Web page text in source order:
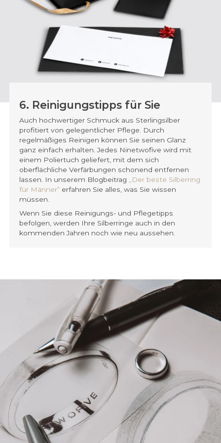
6. Reinigungstipps für Sie
Auch hochwertiger Schmuck aus Sterlingsilber
profitiert von gelegentlicher Pflege. Durch
regelmäßiges Reinigen können Sie seinen Glanz
ganz einfach erhalten. Jedes Ninetwofive wird mit
einem Poliertuch geliefert, mit dem sich
oberflächliche Verfärbungen schonend entfernen
lassen. In unserem Blogbeitrag „Der beste Silberring
für Männer“erfahren Sie alles, was Sie wissen
müssen.
Wenn Sie diese Reinigungs- und Pflegetipps
befolgen, werden Ihre Silberringe auch in den
kommenden Jahren noch wie neu aussehen.